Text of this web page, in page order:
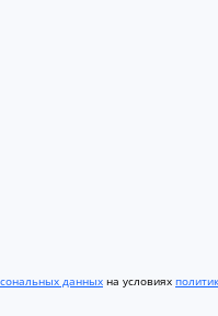
данных на условиях